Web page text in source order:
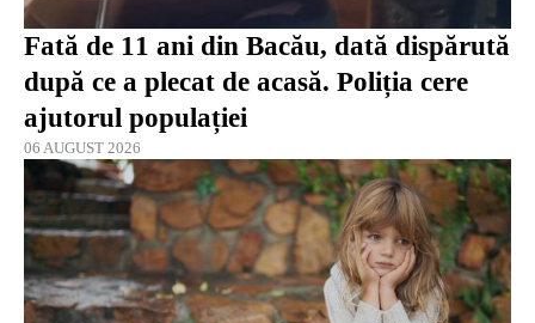
Fată de 11 ani din Bacău, dată dispărută
după ce a plecat de acasă. Poliția cere
ajutorul populației
06 AUGUST 2026